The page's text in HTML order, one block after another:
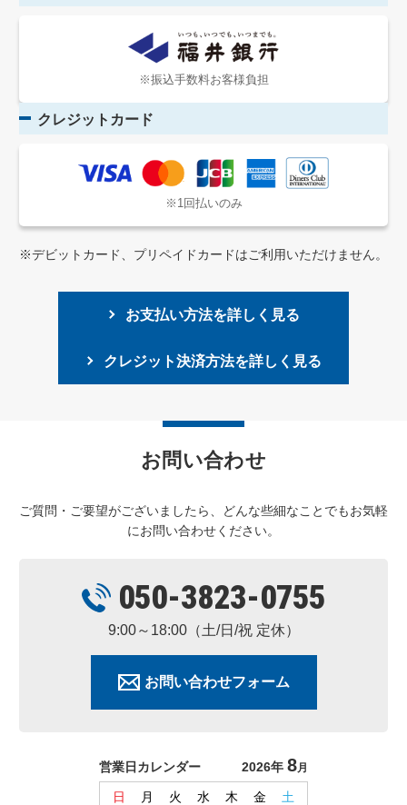
※振込手数料お客様負担
クレジットカード
※1回払いのみ
※デビットカード、プリペイドカードはご利用いただけません。
お支払い方法を詳しく見る
クレジット決済方法を詳しく見る
お問い合わせ
ご質問・ご要望がございましたら、どんな些細なことでもお気軽
にお問い合わせください。
営業日カレンダー 2026年 8月
日 月 火 水 木 金
土
050-3823-0755
9:00～18:00（土/日/祝 定休）
お問い合わせフォーム